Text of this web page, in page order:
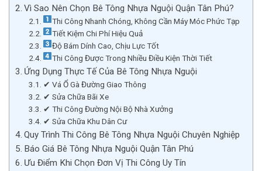
Vì Sao Nên Chọn Bê Tông Nhựa Nguội Quận Tân Phú?
Thi Công Nhanh Chóng, Không Cần Máy Móc Phức Tạp
Tiết Kiệm Chi Phí Hiệu Quả
Độ Bám Dính Cao, Chịu Lực Tốt
Thi Công Được Trong Nhiều Điều Kiện Thời Tiết
Ứng Dụng Thực Tế Của Bê Tông Nhựa Nguội
✔ Vá Ổ Gà Đường Giao Thông
✔ Sửa Chữa Bãi Xe
✔ Thi Công Đường Nội Bộ Nhà Xưởng
✔ Sửa Chữa Khu Dân Cư
Quy Trình Thi Công Bê Tông Nhựa Nguội Chuyên Nghiệp
Báo Giá Bê Tông Nhựa Nguội Quận Tân Phú
Ưu Điểm Khi Chọn Đơn Vị Thi Công Uy Tín